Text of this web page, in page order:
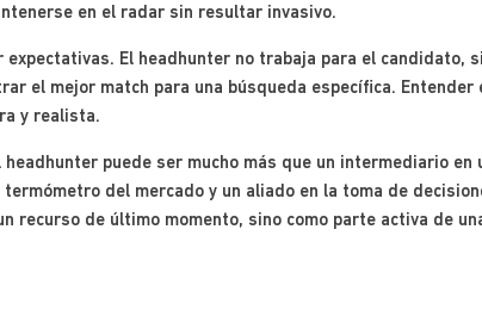
en el radar sin resultar invasivo.
El headhunter no trabaja para el candidato,
el mejor match para una búsqueda específica.
y realista.
puede ser mucho más que un intermediario en
del mercado y un aliado en la toma de
recurso de último momento, sino como parte activa de